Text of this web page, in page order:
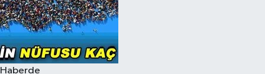
Haberde